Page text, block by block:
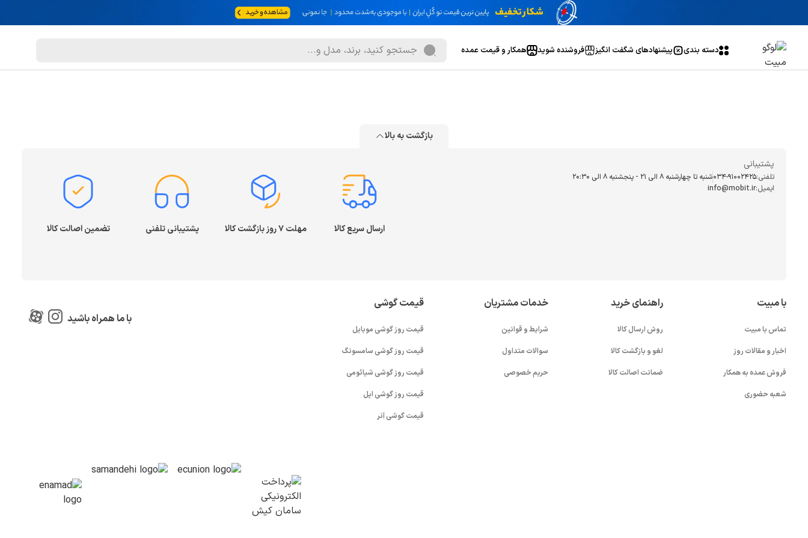
دسته بندی پیشنهاد‌های شگفت انگیز فروشنده شوید همکار و قیمت عمده
بازگشت به بالا
پشتیبانی
تلفنی:034-91002425شنبه تا چهارشنبه ۸ الی ۲۱ - پنجشنبه 8 الی ۲۰:۳۰
ایمیل:info@mobit.ir
ارسال سریع کالا مهلت ۷ روز بازگشت کالا پشتیبانی تلفنی تضمین اصالت کالا
با مبیت
تماس با مبیت
اخبار و مقالات روز
فروش عمده به همکار
شعبه حضوری
راهنمای خرید
روش ارسال کالا
لغو و بازگشت کالا
ضمانت اصالت کالا
خدمات مشتریان
شرایط و قوانین
سوالات متداول
حریم خصوصی
قیمت گوشی
قیمت روز گوشی موبایل
قیمت روز گوشی سامسونگ
قیمت روز گوشی شیائومی
قیمت روز گوشی اپل
قیمت گوشی آنر
با ما همراه باشید